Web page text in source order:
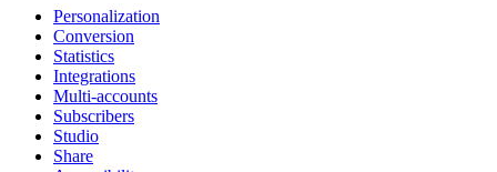
Personalization
Conversion
Statistics
Integrations
Multi-accounts
Subscribers
Studio
Share